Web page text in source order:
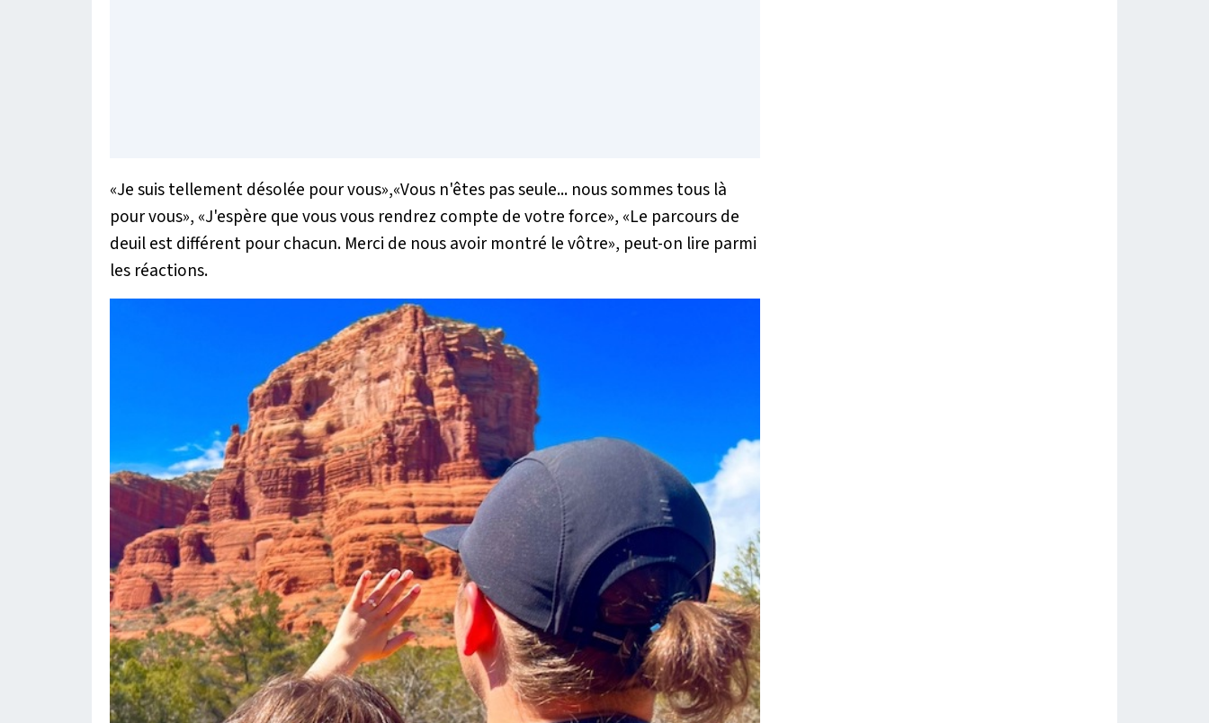
«Je suis tellement désolée pour vous»,«Vous n'êtes pas seule... nous sommes tous là
pour vous», «J'espère que vous vous rendrez compte de votre force», «Le parcours de
deuil est différent pour chacun. Merci de nous avoir montré le vôtre», peut-on lire parmi
les réactions.